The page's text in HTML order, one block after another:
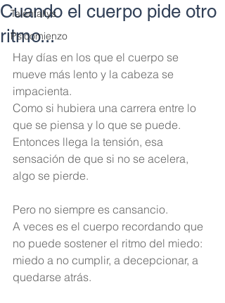
Talentallys
Psicomienzo
Cuando el cuerpo pide otro
ritmo...
Hay días en los que el cuerpo se
mueve más lento y la cabeza se
impacienta.
Como si hubiera una carrera entre lo
que se piensa y lo que se puede.
Entonces llega la tensión, esa
sensación de que si no se acelera,
algo se pierde.
Pero no siempre es cansancio.
A veces es el cuerpo recordando que
no puede sostener el ritmo del miedo:
miedo a no cumplir, a decepcionar, a
quedarse atrás.